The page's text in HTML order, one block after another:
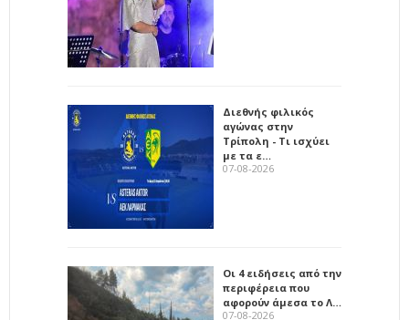
Διεθνής φιλικός
αγώνας στην
Τρίπολη - Τι ισχύει
με τα ε…
07-08-2026
Οι 4 ειδήσεις από την
περιφέρεια που
αφορούν άμεσα το Λ…
07-08-2026